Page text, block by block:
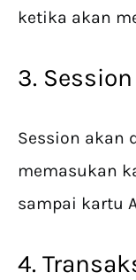
ketika akan
3. Session
Session akan
memasukan
sampai kartu
4.